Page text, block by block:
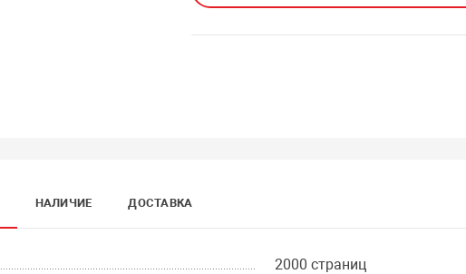
НАЛИЧИЕ ДОСТАВКА
2000 страниц